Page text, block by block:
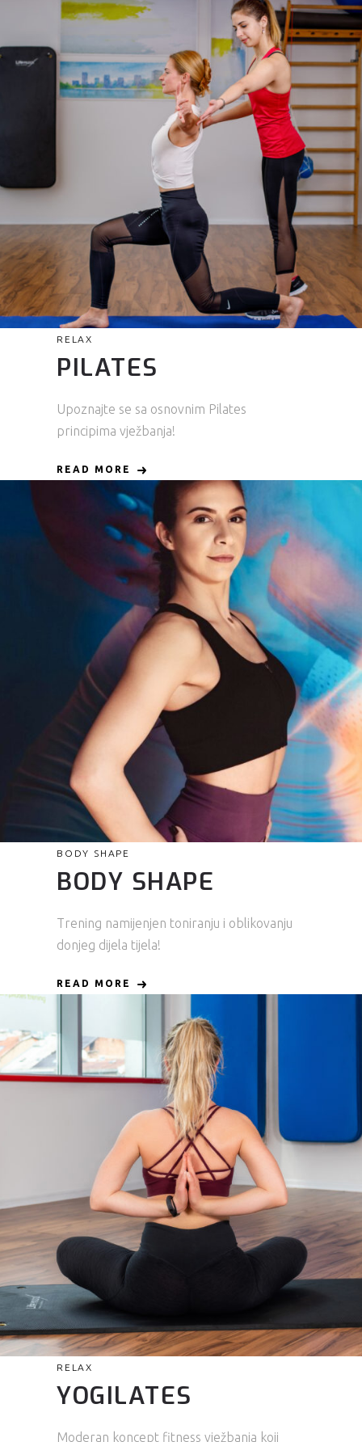
RELAX
PILATES
Upoznajte se sa osnovnim Pilates
principima vježbanja!
READ MORE
BODY SHAPE
BODY SHAPE
Trening namijenjen toniranju i oblikovanju
donjeg dijela tijela!
READ MORE
RELAX
YOGILATES
Moderan koncept fitness vježbanja koji